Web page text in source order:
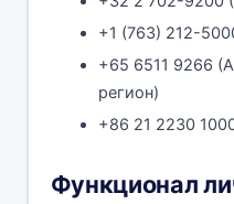
+1 (763) 212-
+65 6511 9266
регион)
+86 21 2230
Функционал